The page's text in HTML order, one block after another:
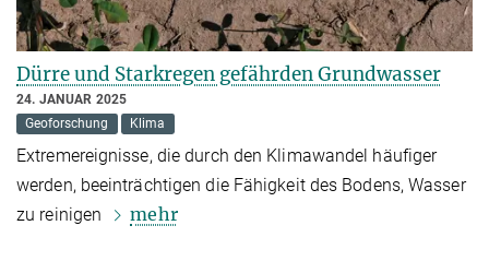
Dürre und Starkregen gefährden Grundwasser
24. JANUAR 2025
Geoforschung
Klima
Extremereignisse, die durch den Klimawandel häufiger
werden, beeinträchtigen die Fähigkeit des Bodens, Wasser
zu reinigen
mehr